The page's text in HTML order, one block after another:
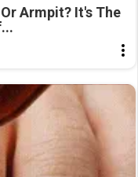
Armpit? It's The